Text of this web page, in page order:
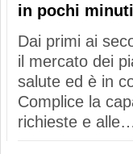
in pochi minuti
Dai primi ai
il mercato dei
salute ed è in
Complice la
richieste e